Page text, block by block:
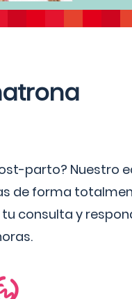
parto? Nuestro
de forma
consulta y